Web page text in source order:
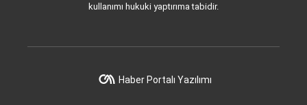
kullanımı hukuki yaptırıma tabidir.
Haber Portalı Yazılımı